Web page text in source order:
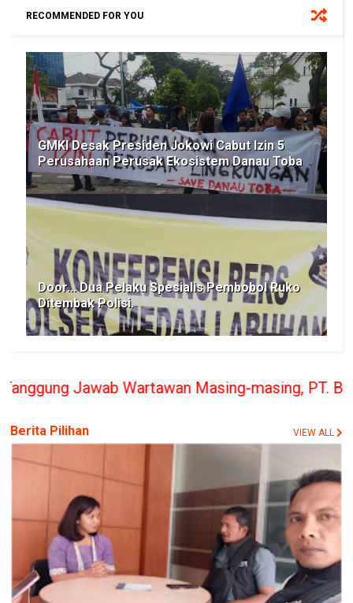
RECOMMENDED FOR YOU
GMKI Desak Presiden Jokowi Cabut Izin 5
Perusahaan Perusak Ekosistem Danau Toba
Door... Dua Pelaku Spesialis Pembobol Ruko
Ditembak Polisi.
Masing-masing, PT. BERITA
Berita Pilihan VIEW ALL